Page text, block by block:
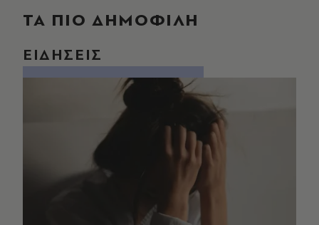
ΤΑ ΠΙΟ ΔΗΜΟΦΙΛΗ
ΕΙΔΗΣΕΙΣ